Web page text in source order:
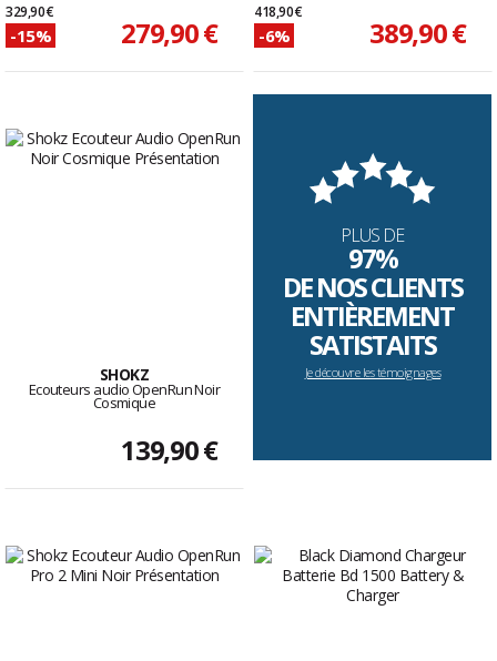
329,90 €
-15% 279,90 €
418,90 €
-6% 389,90 €
SHOKZ
Ecouteurs audio OpenRun Noir
Cosmique
139,90 €
PLUS DE
97%
DE NOS CLIENTS
ENTIÈREMENT
SATISTAITS
Je découvre les témoignages